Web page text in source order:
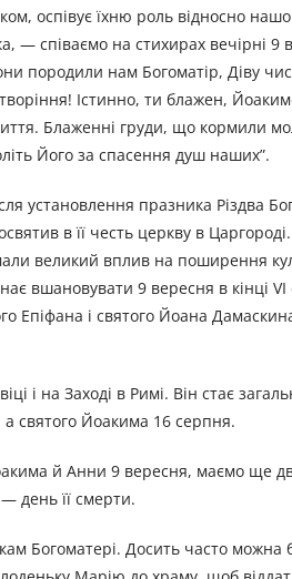
оспівує їхню роль відносно
— співаємо на стихирах вечірні
породили нам Богоматір, Діву
Істинно, ти блажен,
Блаженні груди, що кормили
Його за спасення душ наших”.
установлення празника Різдва
в її честь церкву в
великий вплив на поширення
вшановувати 9 вересня в кінці VI
Епіфана і святого Йоана
і на Заході в Римі. Він стає
а святого Йоакима 16 серпня.
й Анни 9 вересня, маємо ще
день її смерти.
Богоматері. Досить часто